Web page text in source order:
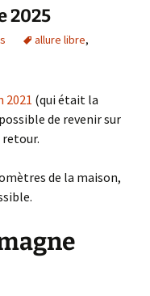
2025
allure libre,
2021 (qui était la
de revenir sur
retour.
de la maison,